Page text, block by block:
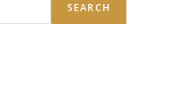
SEARCH